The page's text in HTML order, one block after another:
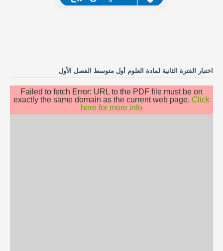
اختبار الفترة الثانية لمادة العلوم أول متوسط الفصل الأول
Failed to fetch Error: URL to the PDF file must be on
exactly the same domain as the current web page. Click
here for more info